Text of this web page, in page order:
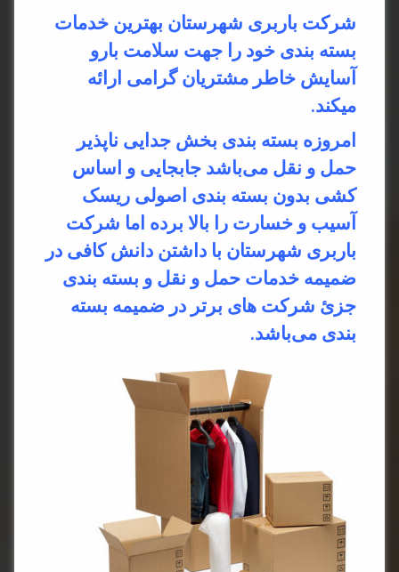
شرکت باربری شهرستان بهترین خدمات
بسته بندی خود را جهت سلامت بارو
آسایش خاطر مشتریان گرامی ارائه
میکند.
امروزه بسته بندی بخش جدایی ناپذیر
حمل و نقل می‌باشد جابجایی و اساس
کشی بدون بسته بندی اصولی ریسک
آسیب و خسارت را بالا برده اما شرکت
باربری شهرستان با داشتن دانش کافی در
ضمیمه خدمات حمل و نقل و بسته بندی
جزئ شرکت های برتر در ضمیمه بسته
بندی می‌باشد.